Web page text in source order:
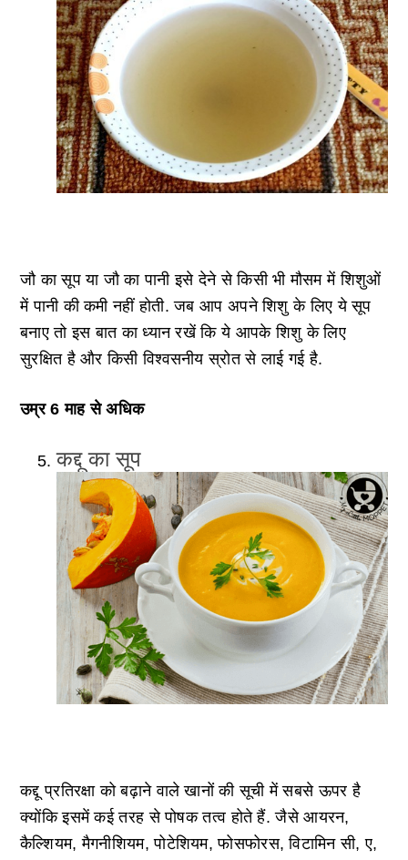
जौ का सूप या जौ का पानी इसे देने से किसी भी मौसम में शिशुओं
में पानी की कमी नहीं होती. जब आप अपने शिशु के लिए ये सूप
बनाए तो इस बात का ध्यान रखें कि ये आपके शिशु के लिए
सुरक्षित है और किसी विश्वसनीय स्रोत से लाई गई है.
उम्र 6 माह से अधिक
कद्दू का सूप
कद्दू प्रतिरक्षा को बढ़ाने वाले खानों की सूची में सबसे ऊपर है
क्योंकि इसमें कई तरह से पोषक तत्व होते हैं. जैसे आयरन,
कैल्शियम, मैगनीशियम, पोटेशियम, फोसफोरस, विटामिन सी, ए,